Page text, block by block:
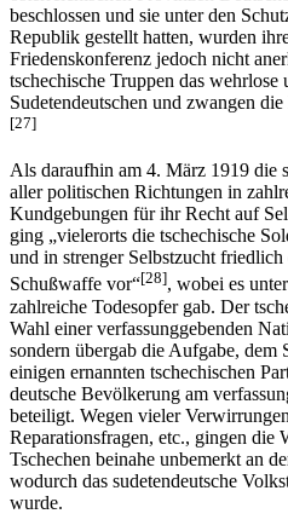
beschlossen und sie unter den
Republik gestellt hatten, wurden
Friedenskonferenz jedoch nicht
tschechische Truppen das wehrlose
Sudetendeutschen und zwangen
[27]
Als daraufhin am 4. März 1919 die
aller politischen Richtungen in
Kundgebungen für ihr Recht auf
ging „vielerorts die tschechische
und in strenger Selbstzucht
Schußwaffe vor“[28], wobei es
zahlreiche Todesopfer gab. Der
Wahl einer verfassunggebenden
sondern übergab die Aufgabe, dem
einigen ernannten tschechischen
deutsche Bevölkerung am
beteiligt. Wegen vieler
Reparationsfragen, etc., gingen die
Tschechen beinahe unbemerkt an
wodurch das sudetendeutsche
wurde.